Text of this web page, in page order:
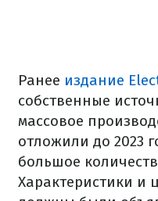
Ранее издание
собственные
массовое
отложили до 2023
большое
Характеристики и